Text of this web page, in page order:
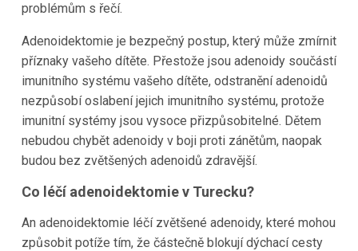
problémům s řečí.
Adenoidektomie je bezpečný postup, který může zmírnit
příznaky vašeho dítěte. Přestože jsou adenoidy součástí
imunitního systému vašeho dítěte, odstranění adenoidů
nezpůsobí oslabení jejich imunitního systému, protože
imunitní systémy jsou vysoce přizpůsobitelné. Dětem
nebudou chybět adenoidy v boji proti zánětům, naopak
budou bez zvětšených adenoidů zdravější.
Co léčí adenoidektomie v Turecku?
An adenoidektomie léčí zvětšené adenoidy, které mohou
způsobit potíže tím, že částečně blokují dýchací cesty